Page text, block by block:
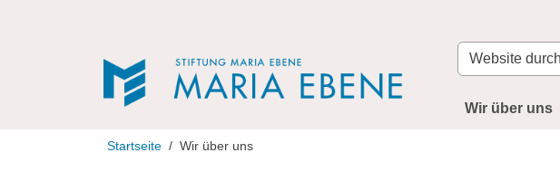
Website
durchsuchen
Wir über uns
Startseite Wir über uns